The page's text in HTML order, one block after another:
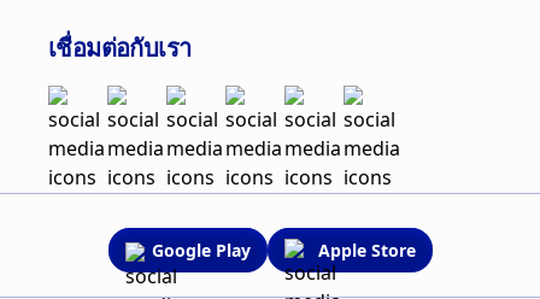
เชื่อมต่อกับเรา
Google Play Apple Store